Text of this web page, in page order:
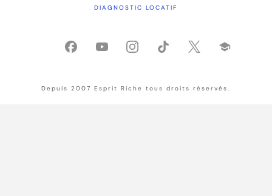
DIAGNOSTIC LOCATIF
Depuis 2007 Esprit Riche tous droits réservés.